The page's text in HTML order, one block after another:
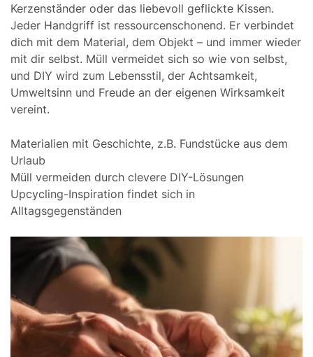
Kerzenständer oder das liebevoll geflickte Kissen.
Jeder Handgriff ist ressourcenschonend. Er verbindet
dich mit dem Material, dem Objekt – und immer wieder
mit dir selbst. Müll vermeidet sich so wie von selbst,
und DIY wird zum Lebensstil, der Achtsamkeit,
Umweltsinn und Freude an der eigenen Wirksamkeit
vereint.
Materialien mit Geschichte, z.B. Fundstücke aus dem
Urlaub
Müll vermeiden durch clevere DIY-Lösungen
Upcycling-Inspiration findet sich in
Alltagsgegenständen